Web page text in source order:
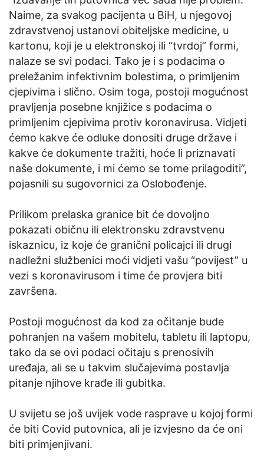
Naime, za svakog pacijenta u BiH, u njegovoj
zdravstvenoj ustanovi obiteljske medicine, u
kartonu, koji je u elektronskoj ili “tvrdoj” formi,
nalaze se svi podaci. Tako je i s podacima o
preležanim infektivnim bolestima, o primljenim
cjepivima i slično. Osim toga, postoji mogućnost
pravljenja posebne knjižice s podacima o
primljenim cjepivima protiv koronavirusa. Vidjeti
ćemo kakve će odluke donositi druge države i
kakve će dokumente tražiti, hoće li priznavati
naše dokumente, i mi ćemo se tome prilagoditi”,
pojasnili su sugovornici za Oslobođenje.
Prilikom prelaska granice bit će dovoljno
pokazati običnu ili elektronsku zdravstvenu
iskaznicu, iz koje će granični policajci ili drugi
nadležni službenici moći vidjeti vašu “povijest” u
vezi s koronavirusom i time će provjera biti
završena.
Postoji mogućnost da kod za očitanje bude
pohranjen na vašem mobitelu, tabletu ili laptopu,
tako da se ovi podaci očitaju s prenosivih
uređaja, ali se u takvim slučajevima postavlja
pitanje njihove krađe ili gubitka.
U svijetu se još uvijek vode rasprave u kojoj formi
će biti Covid putovnica, ali je izvjesno da će oni
biti primjenjivani.